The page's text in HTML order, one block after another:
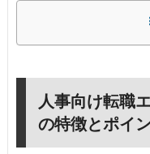
人事向け転職
の特徴とポイ